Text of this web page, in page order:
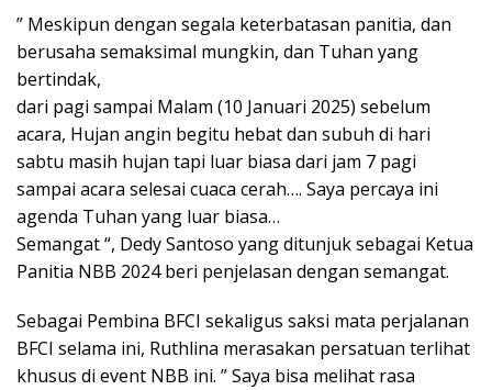
” Meskipun dengan segala keterbatasan panitia, dan
berusaha semaksimal mungkin, dan Tuhan yang
bertindak,
dari pagi sampai Malam (10 Januari 2025) sebelum
acara, Hujan angin begitu hebat dan subuh di hari
sabtu masih hujan tapi luar biasa dari jam 7 pagi
sampai acara selesai cuaca cerah…. Saya percaya ini
agenda Tuhan yang luar biasa…
Semangat “, Dedy Santoso yang ditunjuk sebagai Ketua
Panitia NBB 2024 beri penjelasan dengan semangat.
Sebagai Pembina BFCI sekaligus saksi mata perjalanan
BFCI selama ini, Ruthlina merasakan persatuan terlihat
khusus di event NBB ini. ” Saya bisa melihat rasa